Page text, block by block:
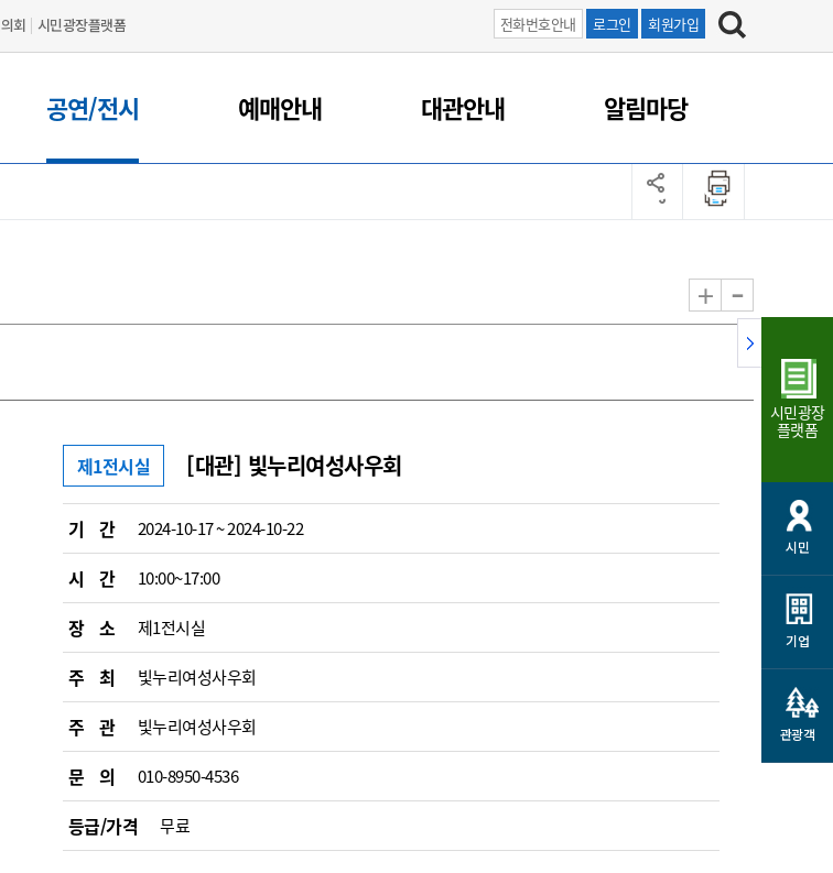
회 시민광장플랫폼 전화번호안내 로그인 회원가입
공연/전시 예매안내 대관안내 알림마당
+ -
제1전시실 [대관] 빛누리여성사우회
기 간 2024-10-17 ~ 2024-10-22
시 간 10:00~17:00
장 소 제1전시실
주 최 빛누리여성사우회
주 관 빛누리여성사우회
문 의 010-8950-4536
등급/가격 무료
시민광장
플랫폼
시민
기업
관광객